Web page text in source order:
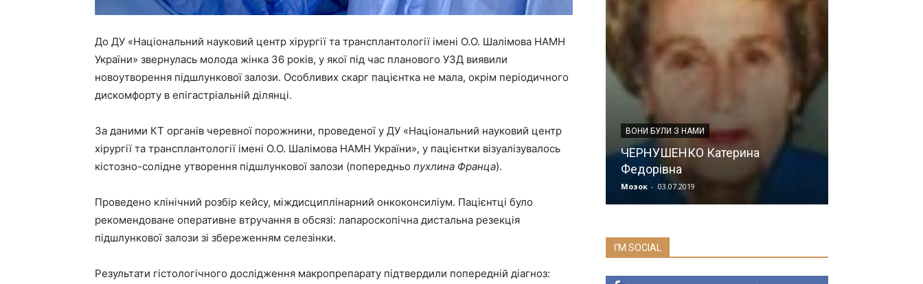
До ДУ «Національний науковий центр хірургії та трансплантології імені О.О. Шалімова НАМН
України» звернулась молода жінка 36 років, у якої під час планового УЗД виявили
новоутворення підшлункової залози. Особливих скарг пацієнтка не мала, окрім періодичного
дискомфорту в епігастріальній ділянці.
За даними КТ органів черевної порожнини, проведеної у ДУ «Національний науковий центр
хірургії та трансплантології імені О.О. Шалімова НАМН України», у пацієнтки візуалізувалось
кістозно-солідне утворення підшлункової залози (попередньо пухлина Франца).
Проведено клінічний розбір кейсу, міждисциплінарний онкоконсиліум. Пацієнтці було
рекомендоване оперативне втручання в обсязі: лапароскопічна дистальна резекція
підшлункової залози зі збереженням селезінки.
Результати гістологічного дослідження макропрепарату підтвердили попередній діагноз:
ВОНИ БУЛИ З НАМИ
ЧЕРНУШЕНКО Катерина
Федорівна
Мозок - 03.07.2019
I'M SOCIAL